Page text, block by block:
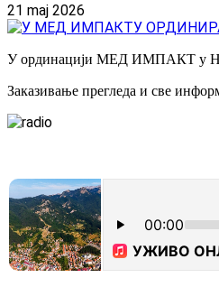
21 maj 2026
У ординацији МЕД ИМПАКТ у
Заказивање прегледа и све